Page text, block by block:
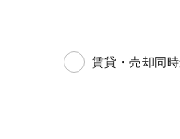
賃貸・売却同